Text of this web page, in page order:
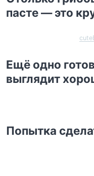
пасте — это
Ещё одно
выглядит
Попытка